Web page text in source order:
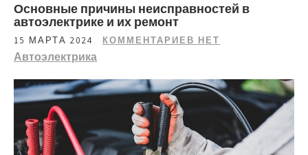
Основные причины неисправностей в
автоэлектрике и их ремонт
15 МАРТА 2024 КОММЕНТАРИЕВ НЕТ
Автоэлектрика